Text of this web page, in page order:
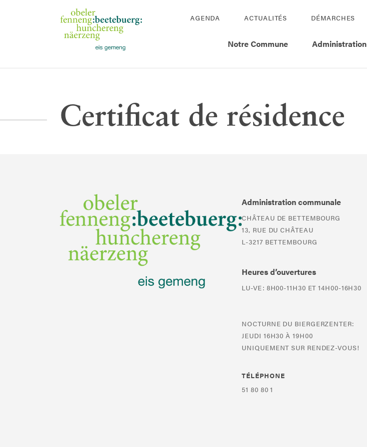
AGENDA ACTUALITÉS DÉMARCHES
Notre Commune Administration
Certificat de résidence
Administration communale
CHÂTEAU DE BETTEMBOURG
13, RUE DU CHÂTEAU
L-3217 BETTEMBOURG
Heures d’ouvertures
LU-VE: 8H00-11H30 ET 14H00-16H30
NOCTURNE DU BIERGERZENTER:
JEUDI 16H30 À 19H00
UNIQUEMENT SUR RENDEZ-VOUS!
TÉLÉPHONE
51 80 80 1